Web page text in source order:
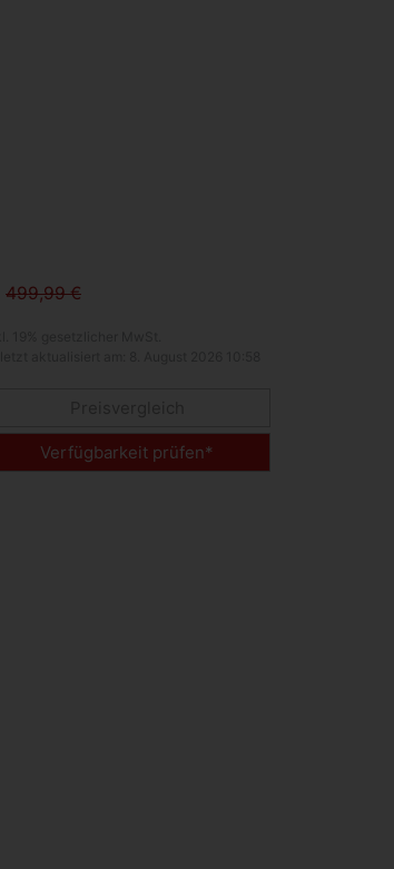
499,99 €
Verfügbarkeit prüfen*